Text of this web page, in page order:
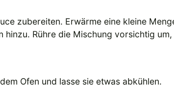
zubereiten. Erwärme eine kleine
hinzu. Rühre die Mischung vorsichtig um,
Ofen und lasse sie etwas abkühlen.